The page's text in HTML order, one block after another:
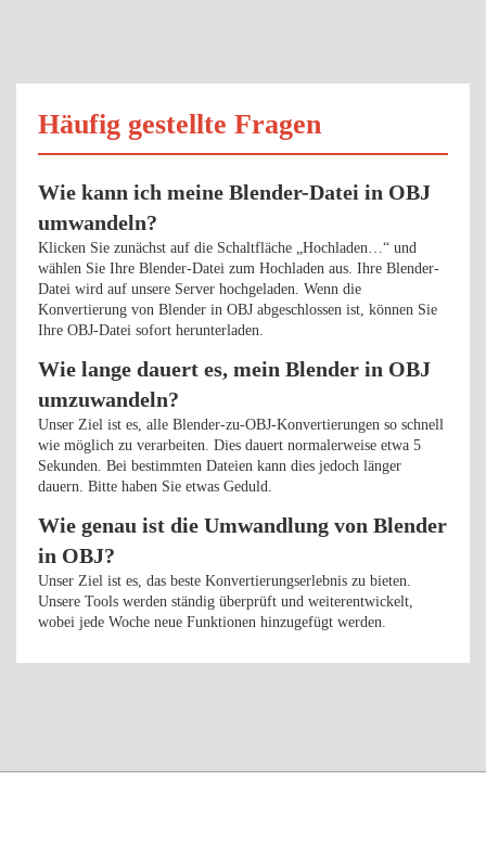
Häufig gestellte Fragen
Wie kann ich meine Blender-Datei in OBJ
umwandeln?
Klicken Sie zunächst auf die Schaltfläche „Hochladen…“ und
wählen Sie Ihre Blender-Datei zum Hochladen aus. Ihre Blender-
Datei wird auf unsere Server hochgeladen. Wenn die
Konvertierung von Blender in OBJ abgeschlossen ist, können Sie
Ihre OBJ-Datei sofort herunterladen.
Wie lange dauert es, mein Blender in OBJ
umzuwandeln?
Unser Ziel ist es, alle Blender-zu-OBJ-Konvertierungen so schnell
wie möglich zu verarbeiten. Dies dauert normalerweise etwa 5
Sekunden. Bei bestimmten Dateien kann dies jedoch länger
dauern. Bitte haben Sie etwas Geduld.
Wie genau ist die Umwandlung von Blender
in OBJ?
Unser Ziel ist es, das beste Konvertierungserlebnis zu bieten.
Unsere Tools werden ständig überprüft und weiterentwickelt,
wobei jede Woche neue Funktionen hinzugefügt werden.